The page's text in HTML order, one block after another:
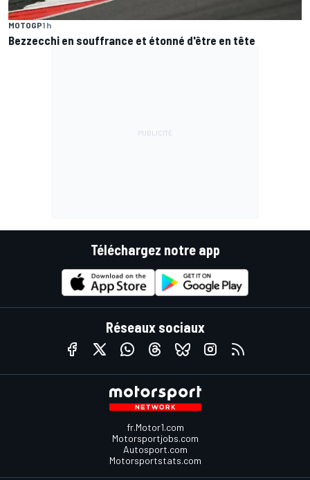
MOTOGP1 h
Bezzecchi en souffrance et étonné d'être en tête
Téléchargez notre app
Réseaux sociaux
fr.Motor1.com
Motorsportjobs.com
Autosport.com
Motorsportstats.com